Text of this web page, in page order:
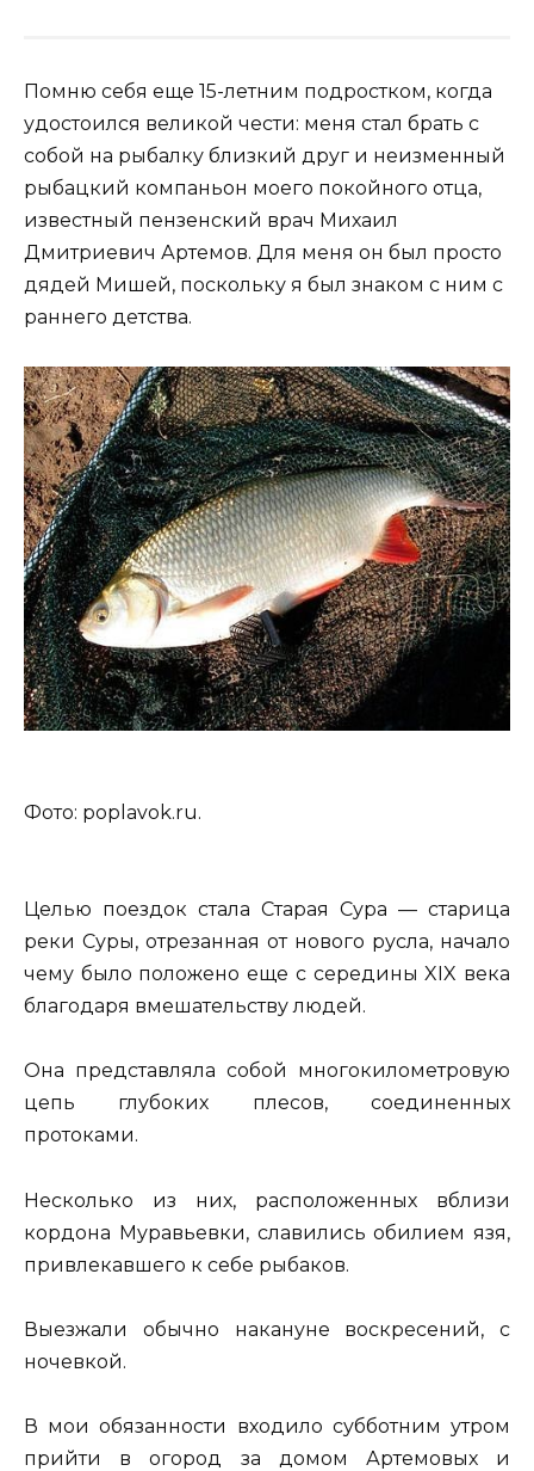
Помню себя еще 15-летним подростком, когда
удостоился великой чести: меня стал брать с
собой на рыбалку близкий друг и неизменный
рыбацкий компаньон моего покойного отца,
известный пензенский врач Михаил
Дмитриевич Артемов. Для меня он был просто
дядей Мишей, поскольку я был знаком с ним с
раннего детства.
Фото: poplavok.ru.
Целью поездок стала Старая Сура — старица
реки Суры, отрезанная от нового русла, начало
чему было положено еще с середины XIX века
благодаря вмешательству людей.
Она представляла собой многокилометровую
цепь глубоких плесов, соединенных
протоками.
Несколько из них, расположенных вблизи
кордона Муравьевки, славились обилием язя,
привлекавшего к себе рыбаков.
Выезжали обычно накануне воскресений, с
ночевкой.
В мои обязанности входило субботним утром
прийти в огород за домом Артемовых и